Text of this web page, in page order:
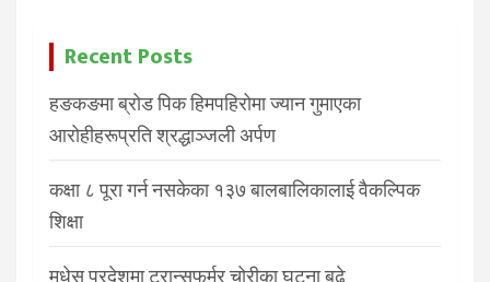
Recent Posts
हङकङमा ब्रोड पिक हिमपहिरोमा ज्यान गुमाएका
आरोहीहरूप्रति श्रद्धाञ्जली अर्पण
कक्षा ८ पूरा गर्न नसकेका १३७ बालबालिकालाई वैकल्पिक
शिक्षा
मधेस प्रदेशमा ट्रान्सफर्मर चोरीका घटना बढे